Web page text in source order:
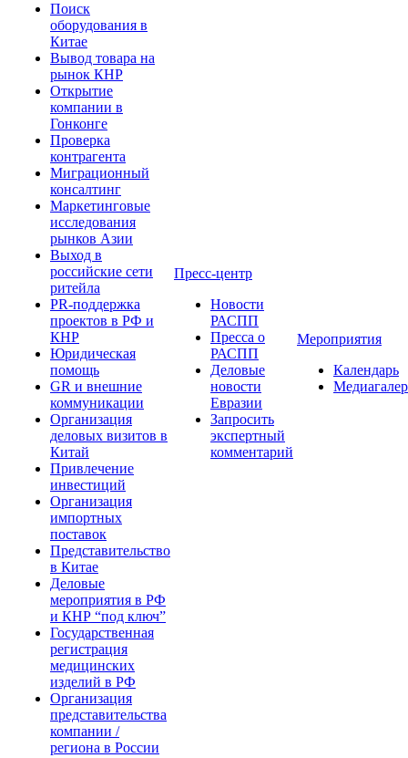
Поиск
оборудования в
Китае
Вывод товара на
рынок КНР
Открытие
компании в
Гонконге
Проверка
контрагента
Миграционный
консалтинг
Маркетинговые
исследования
рынков Азии
Выход в
российские сети
ритейла
PR-поддержка
проектов в РФ и
КНР
Юридическая
помощь
GR и внешние
коммуникации
Организация
деловых визитов в
Китай
Привлечение
инвестиций
Организация
импортных
поставок
Представительство
в Китае
Деловые
мероприятия в РФ
и КНР “под ключ”
Государственная
регистрация
медицинских
изделий в РФ
Организация
представительства
компании /
региона в России
Пресс-центр
Новости
РАСПП
Пресса о
РАСПП
Деловые
новости
Евразии
Запросить
экспертный
комментарий
Мероприятия
Календарь